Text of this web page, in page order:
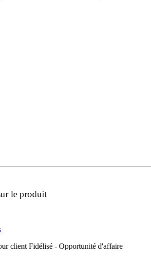
le produit
client Fidélisé - Opportunité d'affaire